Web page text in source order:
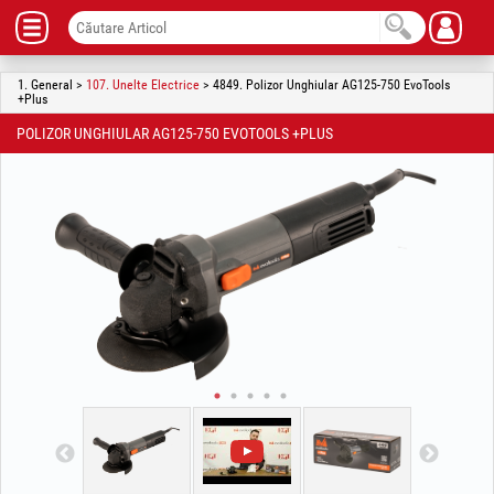
1. General > 107. Unelte Electrice > 4849. Polizor Unghiular AG125-750 EvoTools
+Plus
POLIZOR UNGHIULAR AG125-750 EVOTOOLS +PLUS